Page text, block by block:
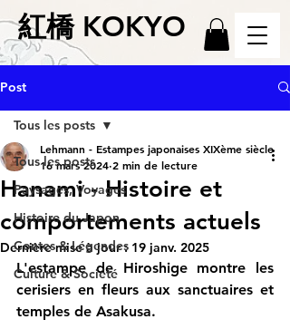
紅橋 KOKYO
Post
Tous les posts
Paysages, Voyages
Histoire du Japon
Contes & Légendes
Culture & Société
Tous les posts
Hanami - Histoire et
comportements actuels
Lehmann - Estampes japonaises XIXème siècle
16 mars 2024 2 min de lecture
Dernière mise à jour : 19 janv. 2025
L'estampe de Hiroshige montre les
cerisiers en fleurs aux sanctuaires et
temples de Asakusa.